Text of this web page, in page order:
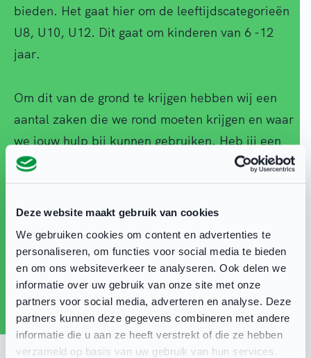
Deze website maakt gebruik van cookies
We gebruiken cookies om content en advertenties te
personaliseren, om functies voor social media te bieden
en om ons websiteverkeer te analyseren. Ook delen we
informatie over uw gebruik van onze site met onze
partners voor social media, adverteren en analyse. Deze
partners kunnen deze gegevens combineren met andere
informatie die u aan ze heeft verstrekt of die ze hebben
verzameld op basis van uw gebruik van hun services.
bieden. Het gaat hier om de leeftijdscategorieën
U8, U10, U12. Dit gaat om kinderen van 6 -12
jaar.
Om dit van de grond te krijgen hebben wij een
aantal zaken die we rond moeten krijgen en waar
we jouw hulp bij kunnen gebruiken. Heb jij een
goed idee of kan je ons verder helpen bij een van
de onderstaande punten? Dan horen wij dat
graag!
Wij zijn opzoek naar:
Eén grasveld met (ongeveer) hetzelfde
formaat als een voetbalveld. Er zijn geen
lijnen of rugbypalen nodig, wel verlichting.
Hulp bij PR